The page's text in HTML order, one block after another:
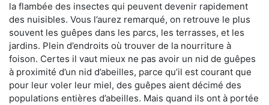
la flambée des insectes qui peuvent devenir rapidement
des nuisibles. Vous l’aurez remarqué, on retrouve le plus
souvent les guêpes dans les parcs, les terrasses, et les
jardins. Plein d’endroits où trouver de la nourriture à
foison. Certes il vaut mieux ne pas avoir un nid de guêpes
à proximité d’un nid d’abeilles, parce qu’il est courant que
pour leur voler leur miel, des guêpes aient décimé des
populations entières d’abeilles. Mais quand ils ont à portée